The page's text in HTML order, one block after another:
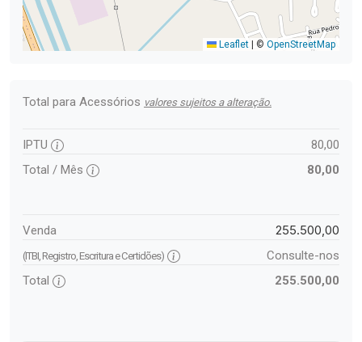
Leaflet © OpenStreetMap
Total para Acessórios valores sujeitos a alteração.
IPTU
80,00
Total / Mês
80,00
Venda 255.500,00
(ITBI, Registro, Escritura e Certidões)
Consulte-nos
Total
255.500,00